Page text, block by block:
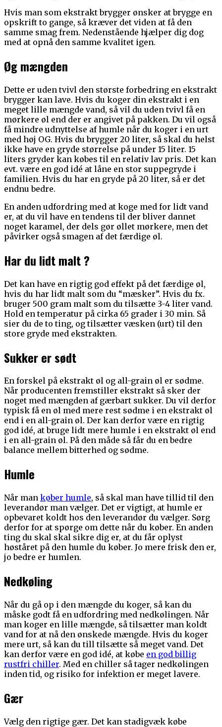
Hvis man som ekstrakt brygger ønsker at brygge en
opskrift to gange, så kræver det viden at få den
samme smag frem. Nedenstående hjælper dig dog
med at opnå den samme kvalitet igen.
Øg mængden
Dette er uden tvivl den største forbedring en ekstrakt
brygger kan lave. Hvis du koger din ekstrakt i en
meget lille mængde vand, så vil du uden tvivl få en
mørkere øl end der er angivet på pakken. Du vil også
få mindre udnyttelse af humle når du koger i en urt
med høj OG. Hvis du brygger 20 liter, så skal du helst
ikke have en gryde størrelse på under 15 liter. 15
liters gryder kan købes til en relativ lav pris. Det kan
evt. være en god idé at låne en stor suppegryde i
familien. Hvis du har en gryde på 20 liter, så er det
endnu bedre.
En anden udfordring med at koge med for lidt vand
er, at du vil have en tendens til der bliver dannet
noget karamel, der dels gør øllet mørkere, men det
påvirker også smagen af det færdige øl.
Har du lidt malt ?
Det kan have en rigtig god effekt på det færdige øl,
hvis du har lidt malt som du “mæsker”. Hvis du fx.
bruger 500 gram malt som du tilsætte 3-4 liter vand.
Hold en temperatur på cirka 65 grader i 30 min. Så
sier du de to ting, og tilsætter væsken (urt) til den
store gryde med ekstrakten.
Sukker er sødt
En forskel på ekstrakt øl og all-grain øl er sødme.
Når producenten fremstiller ekstrakt så sker der
noget med mængden af gærbart sukker. Du vil derfor
typisk få en øl med mere rest sødme i en ekstrakt øl
end i en all-grain øl. Der kan derfor være en rigtig
god idé, at bruge lidt mere humle i en ekstrakt øl end
i en all-grain øl. På den måde så får du en bedre
balance mellem bitterhed og sødme.
Humle
Når man køber humle, så skal man have tillid til den
leverandør man vælger. Det er vigtigt, at humle er
opbevaret koldt hos den leverandør du vælger. Sørg
derfor for at spørge om dette når du køber. En anden
ting du skal skal sikre dig er, at du får oplyst
høståret på den humle du køber. Jo mere frisk den er,
jo bedre er humlen.
Nedkøling
Når du gå op i den mængde du koger, så kan du
måske godt få en udfordring med nedkølingen. Når
man koger en lille mængde, så tilsætter man koldt
vand for at nå den ønskede mængde. Hvis du koger
mere urt, så kan du till tilsætte så meget vand. Det
kan derfor være en god idé, at købe en god billig
rustfri chiller. Med en chiller så tager nedkølingen
inden tid, og risiko for infektion er meget lavere.
Gær
Vælg den rigtige gær. Det kan stadigvæk købe